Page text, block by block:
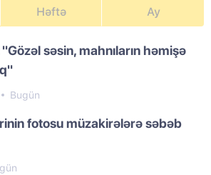
Həftə Ay
səsin, mahnıların həmişə
Bugün
fotosu müzakirələrə səbəb